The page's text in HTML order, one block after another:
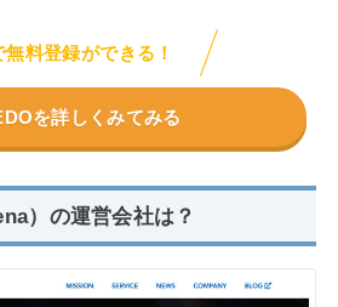
無料登録ができる！
を詳しくみてみる
）の運営会社は？